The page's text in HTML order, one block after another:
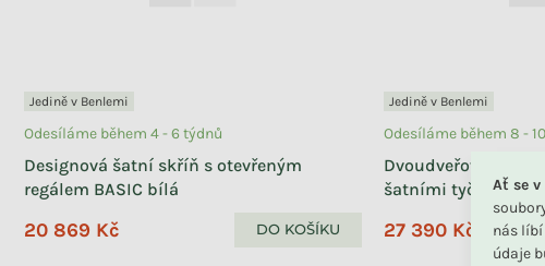
Ať se
nás líbí
údaje
Jedině v Benlemi
Designová šatní skříň s otevřeným
regálem BASIC bílá
Odesíláme během 4 - 6 týdnů
20 869 Kč DO KOŠÍKU
Jedině v Benlemi
Dvoudveřová šatní
šatními tyčemi
Odesíláme během 8 -
27 390 Kč